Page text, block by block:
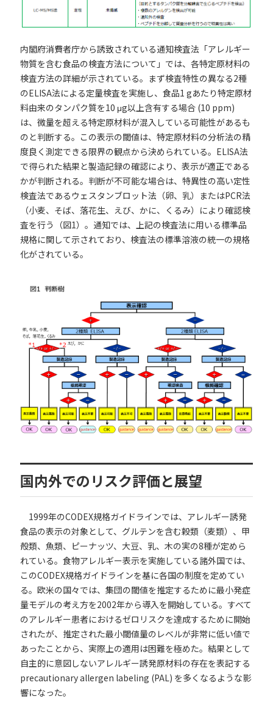
内閣府消費者庁から誘致されている通知検査法「アレルギー
物質を含む食品の検査方法について」では、各特定原材料の
検査方法の詳細が示されている。まず検査特性の異なる2種
のELISA法による定量検査を実施し、食品1 gあたり特定原材
料由来のタンパク質を10 μg以上含有する場合 (10 ppm)
は、微量を超える特定原材料が混入している可能性があるも
のと判断する。この表示の閾値は、特定原材料の分析法の精
度良く測定できる限界の観点から決められている。ELISA法
で得られた結果と製造記録の確認により、表示が適正である
かが判断される。判断が不可能な場合は、特異性の高い定性
検査法であるウェスタンブロット法（卵、乳）またはPCR法
（小麦、そば、落花生、えび、かに、くるみ）により確認検
査を行う（図1）。通知では、上記の検査法に用いる標準品
規格に関して示されており、検査法の標準溶液の統一の規格
化がされている。
国内外でのリスク評価と展望
1999年のCODEX規格ガイドラインでは、アレルギー誘発
食品の表示の対象として、グルテンを含む穀類（麦類）、甲
殻類、魚類、ピーナッツ、大豆、乳、木の実の8種が定めら
れている。食物アレルギー表示を実施している諸外国では、
このCODEX規格ガイドラインを基に各国の制度を定めてい
る。欧米の国々では、集団の閾値を推定するために最小発症
量モデルの考え方を2002年から導入を開始している。すべて
のアレルギー患者におけるゼロリスクを達成するために開始
されたが、推定された最小閾値量のレベルが非常に低い値で
あったことから、実際上の適用は困難を極めた。結果として
自主的に意図しないアレルギー誘発原材料の存在を表記する
precautionary allergen labeling (PAL) を多くなるような影
響になった。